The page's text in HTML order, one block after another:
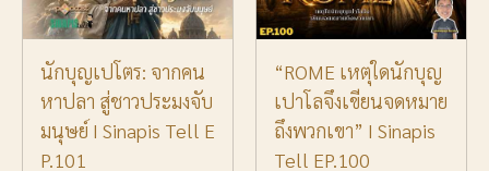
นักบุญเปโตร: จากคน
หาปลา สู่ชาวประมงจับ
มนุษย์ I Sinapis Tell E
P.101
“ROME เหตุใดนักบุญ
เปาโลจึงเขียนจดหมาย
ถึงพวกเขา” I Sinapis
Tell EP.100